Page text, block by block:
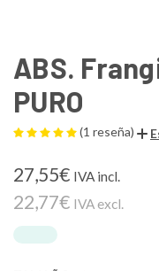
ABS.
PURO
(1 reseña)
27,55€ IVA incl.
22,77€ IVA excl.